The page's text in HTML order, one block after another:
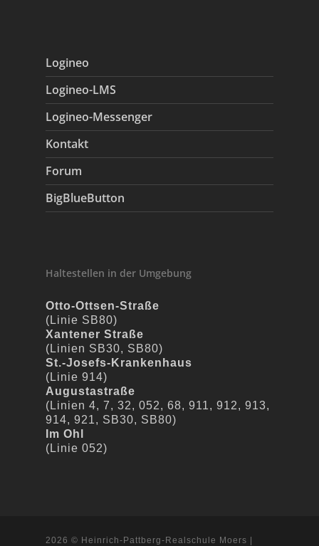
Logineo
Logineo-LMS
Logineo-Messenger
Kontakt
Forum
BigBlueButton
Haltestellen in der Umgebung
Otto-Ottsen-Straße
(Linie SB80)
Xantener Straße
(Linien SB30, SB80)
St.-Josefs-Krankenhaus
(Linie 914)
Augustastraße
(Linien 4, 7, 32, 052, 68, 911, 912, 913,
914, 921, SB30, SB80)
Im Ohl
(Linie 052)
2026 © Heinrich-Pattberg-Realschule Moers |